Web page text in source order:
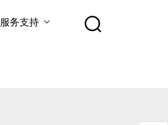
服务支持